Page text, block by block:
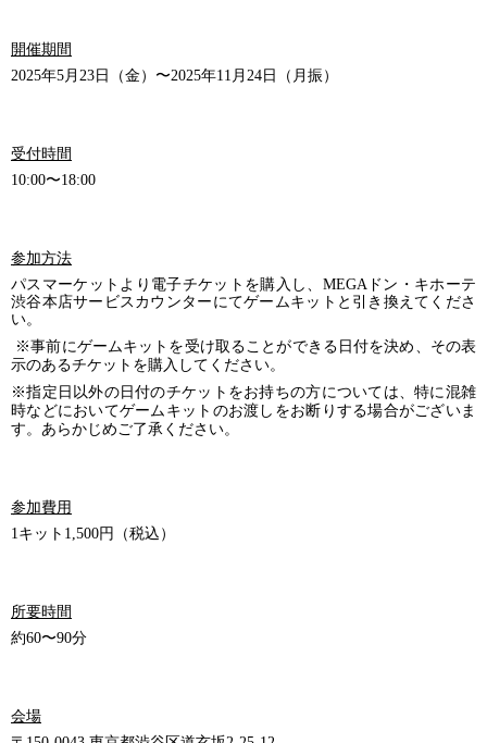
開催期間
2025年5月23日（金）〜2025年11月24日（月振）
受付時間
10:00〜18:00
参加方法
パスマーケットより電子チケットを購入し、MEGAドン・キホーテ
渋谷本店サービスカウンターにてゲームキットと引き換えてくださ
い。
※事前にゲームキットを受け取ることができる日付を決め、その表
示のあるチケットを購入してください。
※指定日以外の日付のチケットをお持ちの方については、特に混雑
時などにおいてゲームキットのお渡しをお断りする場合がございま
す。あらかじめご了承ください。
参加費用
1キット1,500円（税込）
所要時間
約60〜90分
会場